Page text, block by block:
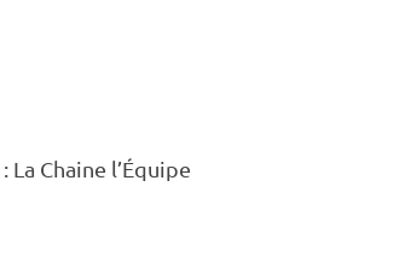
La Chaine l’Équipe